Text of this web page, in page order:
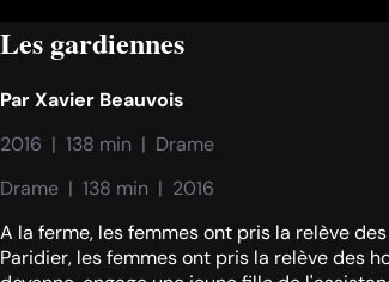
Les gardiennes
ParXavier Beauvois
2016  |  138 min  |  Drame
Drame  |  138 min  |  2016
A la ferme, les femmes ont pris la relève
Paridier, les femmes ont pris la relève des